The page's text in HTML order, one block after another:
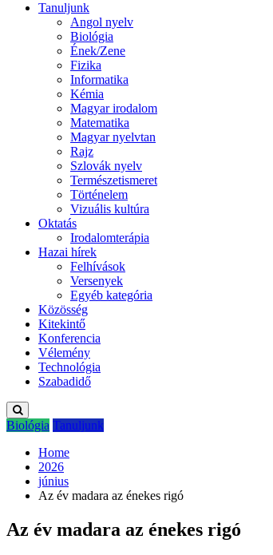
Tanuljunk
Angol nyelv
Biológia
Ének/Zene
Fizika
Informatika
Kémia
Magyar irodalom
Matematika
Magyar nyelvtan
Rajz
Szlovák nyelv
Természetismeret
Történelem
Vizuális kultúra
Oktatás
Irodalomterápia
Hazai hírek
Felhívások
Versenyek
Egyéb kategória
Közösség
Kitekintő
Konferencia
Vélemény
Technológia
Szabadidő
Biológia Tanuljunk
Home
2026
június
Az év madara az énekes rigó
Az év madara az énekes rigó